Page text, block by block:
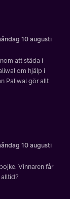
10 augusti
att städa i
om hjälp i
Paliwal gör allt
10 augusti
Vinnaren får
alltid?